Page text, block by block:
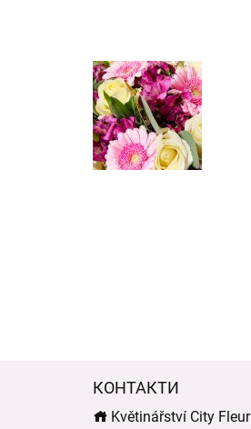
КОНТАКТИ
Květinářství City Fleur